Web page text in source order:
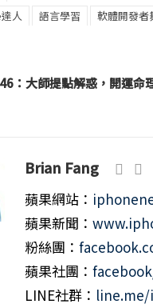
人 語言學習 軟體開發者
：大師提點解惑，開運命
Brian Fang
蘋果網站：
蘋果新聞：
粉絲團：
蘋果社團：
LINE社群：